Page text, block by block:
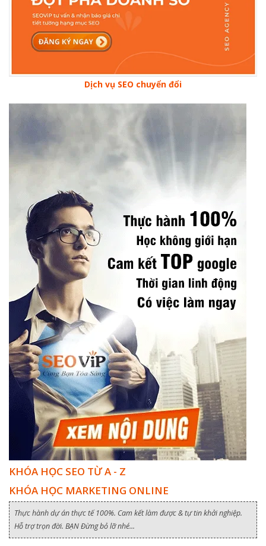
Dịch vụ SEO chuyển đổi
KHÓA HỌC SEO TỪ A - Z
KHÓA HỌC MARKETING ONLINE
Thực hành dự án thực tế 100%. Cam kết làm được & tự tin khởi nghiệp.
Hỗ trợ trọn đời. BẠN Đừng bỏ lỡ nhé...